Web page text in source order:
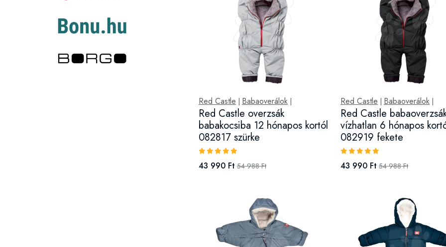
Red Castle Babaoverálok
Red Castle overzsák
babakocsiba 12 hónapos kortól
082817 szürke
43 990 Ft 54 988 Ft
Red Castle Babaoverálok|
Red Castle
vízhatlan 6 hónapos
082919 fekete
43 990 Ft 54 988 Ft